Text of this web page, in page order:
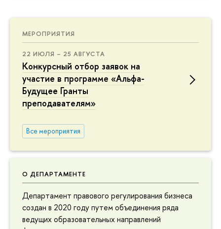
МЕРОПРИЯТИЯ
22 ИЮЛЯ – 25 АВГУСТА
Конкурсный отбор заявок на
участие в программе «Альфа-
Будущее Гранты
преподавателям»
Все мероприятия
О ДЕПАРТАМЕНТЕ
Департамент правового регулирования бизнеса
создан в 2020 году путем объединения ряда
ведущих образовательных направлений